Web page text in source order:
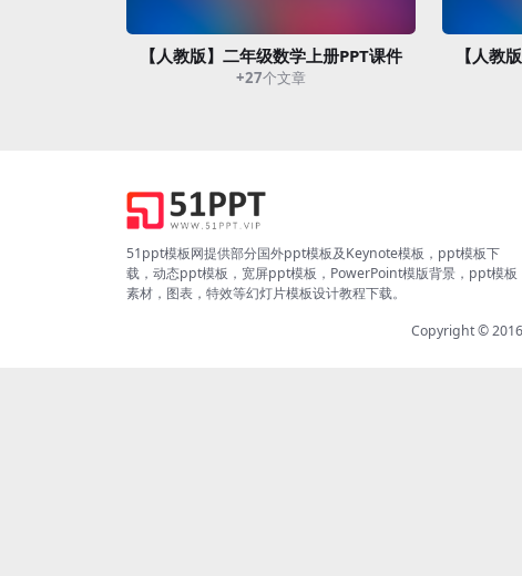
【人教版】二年级数学上册PPT课件
+27个文章
【人教
51ppt模板网提供部分国外ppt模板及Keynote模板，ppt模板下
载，动态ppt模板，宽屏ppt模板，PowerPoint模版背景，ppt模板
素材，图表，特效等幻灯片模板设计教程下载。
Copyright ©